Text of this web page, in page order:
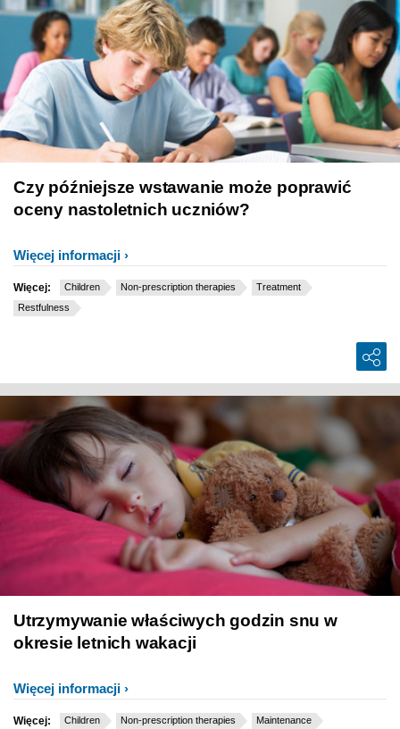
Czy późniejsze wstawanie może poprawić
oceny nastoletnich uczniów?
Więcej informacji
Więcej: Children Non-prescription therapies
Treatment
Restfulness
Utrzymywanie właściwych godzin snu w
okresie letnich wakacji
Więcej informacji
Więcej: Children Non-prescription therapies
Maintenance